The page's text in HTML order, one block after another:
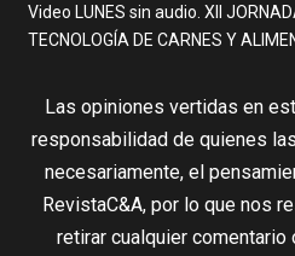
Video LUNES sin audio. XII
TECNOLOGÍA DE CARNES Y
Las opiniones vertidas en
responsabilidad de quienes
necesariamente, el
RevistaC&A, por lo que nos
retirar cualquier